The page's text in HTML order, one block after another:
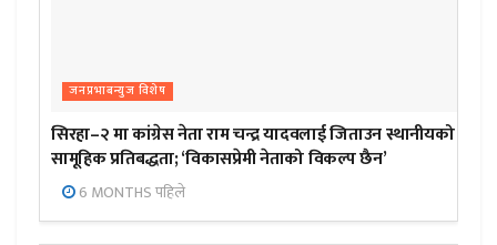
जनप्रभाबन्युज विशेष
सिरहा–२ मा कांग्रेस नेता राम चन्द्र यादवलाई जिताउन स्थानीयको
सामूहिक प्रतिबद्धता; ‘विकासप्रेमी नेताको विकल्प छैन’
6 MONTHS पहिले